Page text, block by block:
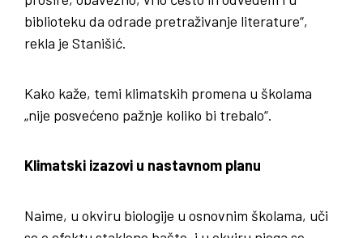
biblioteku da odrade pretraživanje literature“,
rekla je Stanišić.
Kako kaže, temi klimatskih promena u školama
„nije posvećeno pažnje koliko bi trebalo“.
Klimatski izazovi u nastavnom planu
Naime, u okviru biologije u osnovnim školama, uči